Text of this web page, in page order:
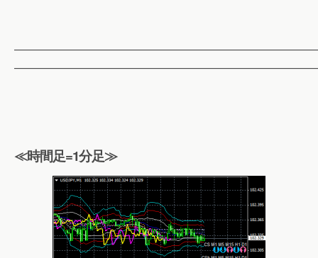
≪時間足=1分足≫